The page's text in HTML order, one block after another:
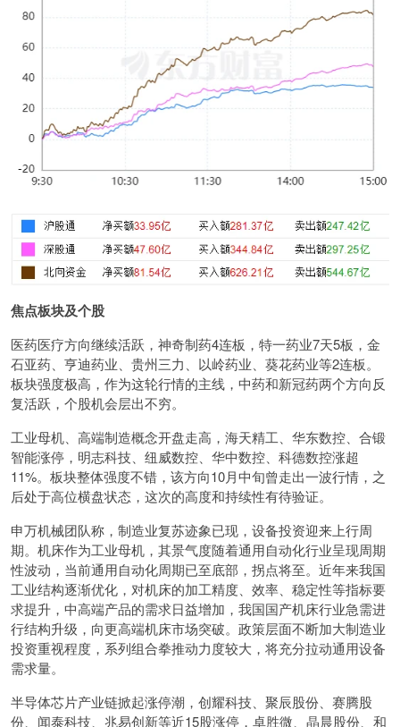
焦点板块及个股
医药医疗方向继续活跃，神奇制药4连板，特一药业7天5板，金
石亚药、亨迪药业、贵州三力、以岭药业、葵花药业等2连板。
板块强度极高，作为这轮行情的主线，中药和新冠药两个方向反
复活跃，个股机会层出不穷。
工业母机、高端制造概念开盘走高，海天精工、华东数控、合锻
智能涨停，明志科技、纽威数控、华中数控、科德数控涨超
11%。板块整体强度不错，该方向10月中旬曾走出一波行情，之
后处于高位横盘状态，这次的高度和持续性有待验证。
申万机械团队称，制造业复苏迹象已现，设备投资迎来上行周
期。机床作为工业母机，其景气度随着通用自动化行业呈现周期
性波动，当前通用自动化周期已至底部，拐点将至。近年来我国
工业结构逐渐优化，对机床的加工精度、效率、稳定性等指标要
求提升，中高端产品的需求日益增加，我国国产机床行业急需进
行结构升级，向更高端机床市场突破。政策层面不断加大制造业
投资重视程度，系列组合拳推动力度较大，将充分拉动通用设备
需求量。
半导体芯片产业链掀起涨停潮，创耀科技、聚辰股份、赛腾股
份、闻泰科技、兆易创新等近15股涨停，卓胜微、晶晨股份、和